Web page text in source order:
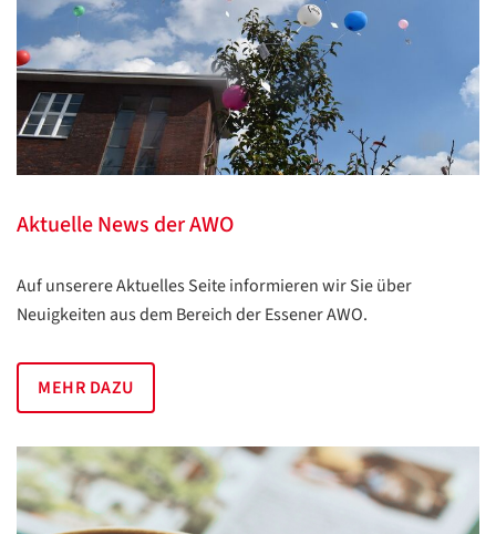
Aktuelle News der AWO
Auf unserere Aktuelles Seite informieren wir Sie über
Neuigkeiten aus dem Bereich der Essener AWO.
MEHR DAZU
Datenschutzerklärung
ZURÜCK
Datenschutzerklärung
Google
Datenschutzerklärung
/
Translate
ZURÜCK